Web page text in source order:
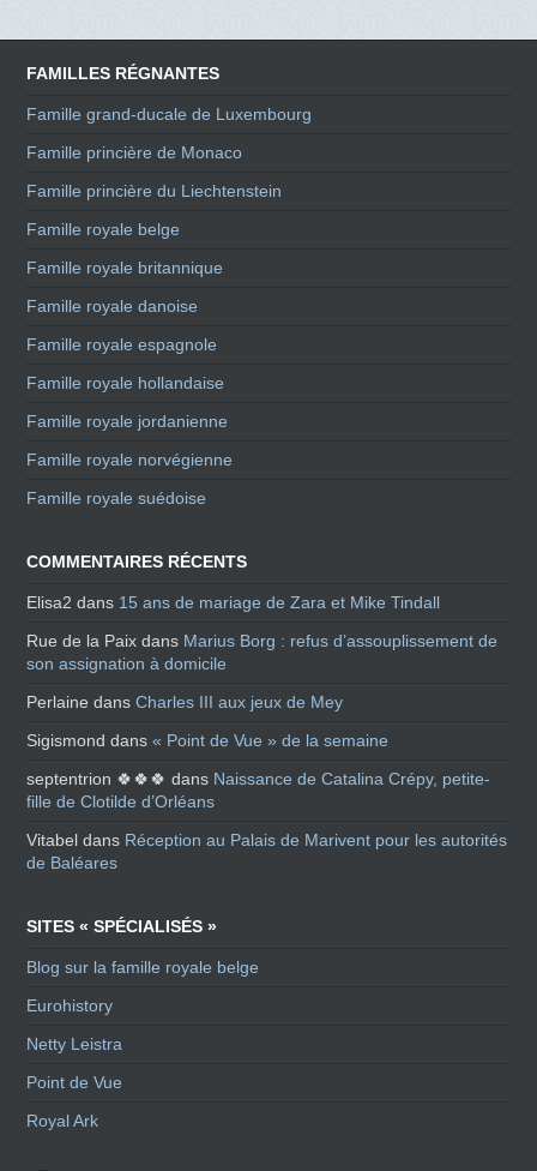
FAMILLES RÉGNANTES
Famille grand-ducale de Luxembourg
Famille princière de Monaco
Famille princière du Liechtenstein
Famille royale belge
Famille royale britannique
Famille royale danoise
Famille royale espagnole
Famille royale hollandaise
Famille royale jordanienne
Famille royale norvégienne
Famille royale suédoise
COMMENTAIRES RÉCENTS
Elisa2 dans 15 ans de mariage de Zara et Mike Tindall
Rue de la Paix dans Marius Borg : refus d’assouplissement de
son assignation à domicile
Perlaine dansCharles III aux jeux de Mey
Sigismond dans« Point de Vue » de la semaine
septentrion 🍀🍀🍀 dans Naissance de Catalina Crépy, petite-
fille de Clotilde d’Orléans
Vitabel dans Réception au Palais de Marivent pour les autorités
de Baléares
SITES « SPÉCIALISÉS »
Blog sur la famille royale belge
Eurohistory
Netty Leistra
Point de Vue
Royal Ark